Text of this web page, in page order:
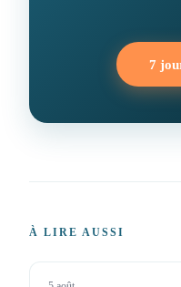
7
À LIRE AUSSI